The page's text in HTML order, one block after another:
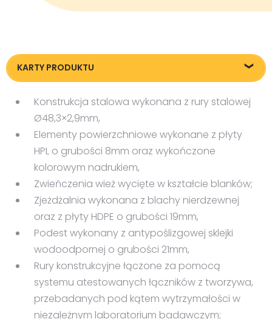
KARTY PRODUKTU
Konstrukcja stalowa wykonana z rury stalowej
Ø48,3×2,9mm,
Elementy powierzchniowe wykonane z płyty
HPL o grubości 8mm oraz wykończone
kolorowym nadrukiem,
Zwieńczenia wież wycięte w kształcie blanków;
Zjeżdżalnia wykonana z blachy nierdzewnej
oraz z płyty HDPE o grubości 19mm,
Podest wykonany z antypoślizgowej sklejki
wodoodpornej o grubości 21mm,
Rury konstrukcyjne łączone za pomocą
systemu atestowanych łączników z tworzywa,
przebadanych pod kątem wytrzymałości w
niezależnym laboratorium badawczym;